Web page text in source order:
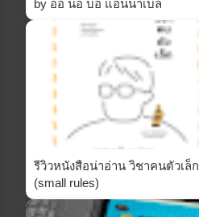
by ออ นอ บอ แอนนาเบล
รีวิวหนังสือน่าอ่าน วิชาคนตัวเล็ก
(small rules)